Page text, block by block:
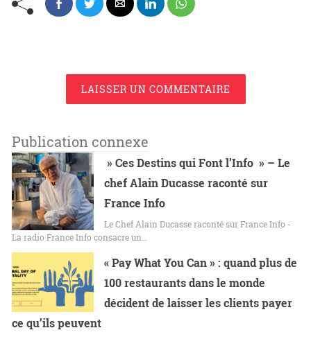
LAISSER UN COMMENTAIRE
Publication connexe
» Ces Destins qui Font l’Info » – Le
chef Alain Ducasse raconté sur
France Info
Le Chef Alain Ducasse raconté sur France Info -
La radio France Info consacre un…
« Pay What You Can » : quand plus de
100 restaurants dans le monde
décident de laisser les clients payer
ce qu’ils peuvent